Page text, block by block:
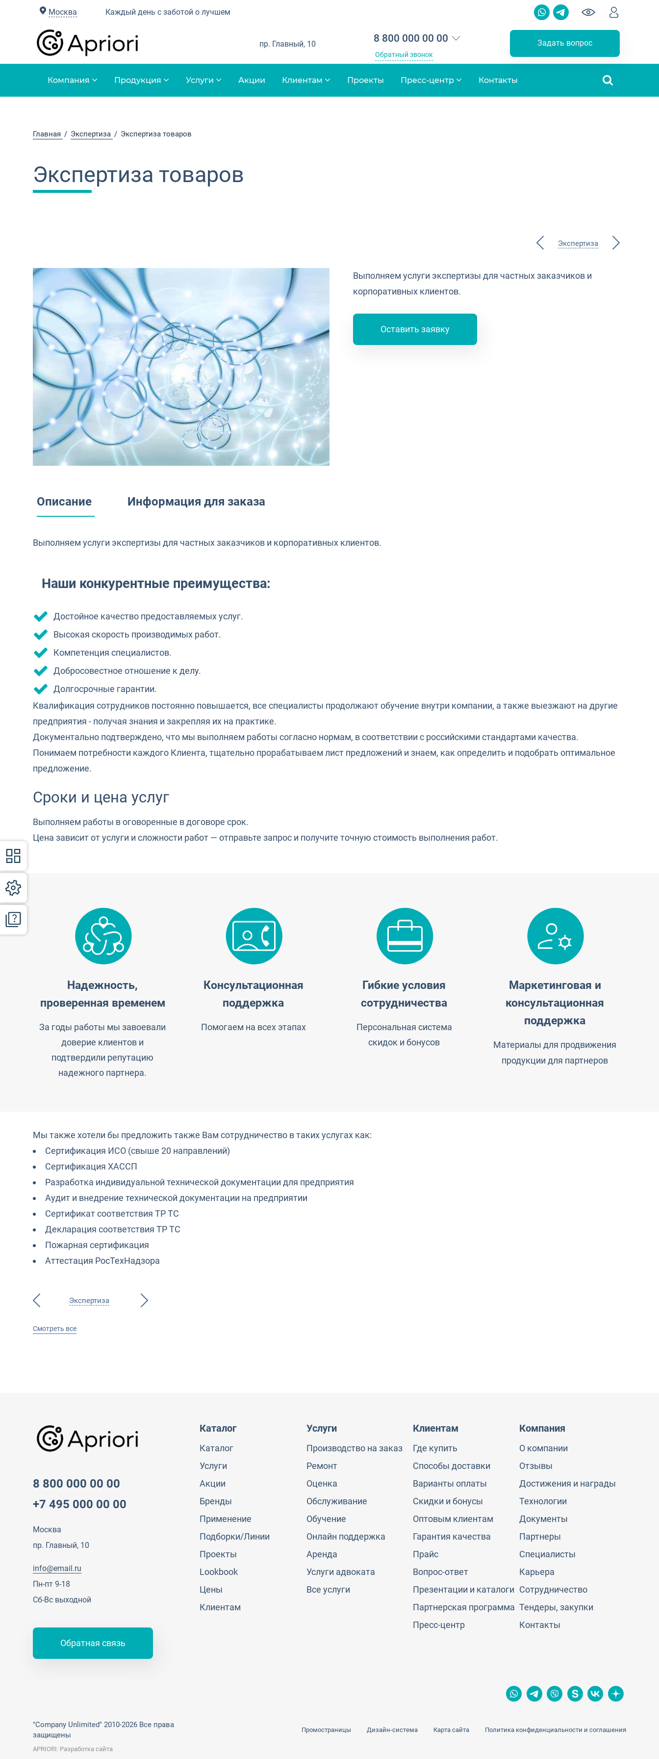
Москва Каждый день с заботой о лучшем
пр. Главный, 10 8 800 000 00 00
Обратный звонок
Задать вопрос
Компания Продукция Услуги Акции Клиентам Проекты Пресс-центр Контакты
Главная Экспертиза Экспертиза товаров
Экспертиза товаров
Экспертиза
Выполняем услуги экспертизы для частных заказчиков и
корпоративных клиентов.
Оставить заявку
Описание Информация для заказа
Выполняем услуги экспертизы для частных заказчиков и корпоративных клиентов.
Наши конкурентные преимущества:
Достойное качество предоставляемых услуг.
Высокая скорость производимых работ.
Компетенция специалистов.
Добросовестное отношение к делу.
Долгосрочные гарантии.
Квалификация сотрудников постоянно повышается, все специалисты продолжают обучение внутри компании, а также выезжают на другие
предприятия - получая знания и закрепляя их на практике.
Документально подтверждено, что мы выполняем работы согласно нормам, в соответствии с российскими стандартами качества.
Понимаем потребности каждого Клиента, тщательно прорабатываем лист предложений и знаем, как определить и подобрать оптимальное
предложение.
Сроки и цена услуг
Выполняем работы в оговоренные в договоре срок.
Цена зависит от услуги и сложности работ — отправьте запрос и получите точную стоимость выполнения работ.
Надежность,
проверенная временем
За годы работы мы завоевали
доверие клиентов и
подтвердили репутацию
надежного партнера.
Консультационная
поддержка
Помогаем на всех этапах
Гибкие условия
сотрудничества
Персональная система
скидок и бонусов
Маркетинговая и
консультационная
поддержка
Материалы для продвижения
продукции для партнеров
Мы также хотели бы предложить также Вам сотрудничество в таких услугах как:
Сертификация ИСО (свыше 20 направлений)
Сертификация ХАССП
Разработка индивидуальной технической документации для предприятия
Аудит и внедрение технической документации на предприятии
Сертификат соответствия ТР ТС
Декларация соответствия ТР ТС
Пожарная сертификация
Аттестация РосТехНадзора
Экспертиза
Смотреть все
8 800 000 00 00
+7 495 000 00 00
Москва
пр. Главный, 10
info@email.ru
Пн-пт 9-18
Сб-Вс выходной
Обратная связь
Каталог
Каталог
Услуги
Акции
Бренды
Применение
Подборки/Линии
Проекты
Lookbook
Цены
Клиентам
Услуги
Производство на заказ
Ремонт
Оценка
Обслуживание
Обучение
Онлайн поддержка
Аренда
Услуги адвоката
Все услуги
Клиентам
Где купить
Способы доставки
Варианты оплаты
Скидки и бонусы
Оптовым клиентам
Гарантия качества
Прайс
Вопрос-ответ
Презентации и каталоги
Партнерская программа
Пресс-центр
Компания
О компании
Отзывы
Достижения и награды
Технологии
Документы
Партнеры
Специалисты
Карьера
Сотрудничество
Тендеры, закупки
Контакты
"Company Unlimited" 2010-2026 Все права
защищены
Промостраницы Дизайн-система Карта сайта Политика конфиденциальности и соглашения
APRIORI: Разработка сайта